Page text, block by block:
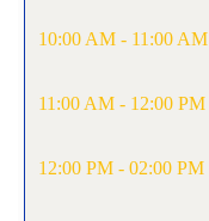
10:00 AM - 11:00 AM
11:00 AM - 12:00 PM
12:00 PM - 02:00 PM